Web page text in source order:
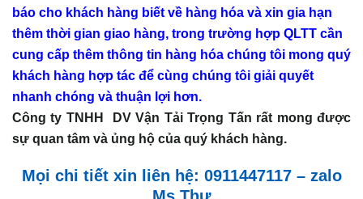
báo cho khách hàng biết về hàng hóa và xin gia hạn
thêm thời gian giao hàng, trong trường hợp QLTT cần
cung cấp thêm thông tin hàng hóa chúng tôi mong quý
khách hàng hợp tác để cùng chúng tôi giải quyết
nhanh chóng và thuận lợi hơn.
Công ty TNHH DV Vận Tải Trọng Tấn rất mong được
sự quan tâm và ủng hộ của quý khách hàng.
Mọi chi tiết xin liên hệ: 0911447117 – zalo